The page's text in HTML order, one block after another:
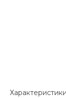
Характеристики